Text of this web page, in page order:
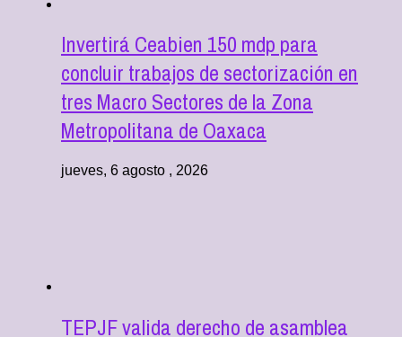
Invertirá Ceabien 150 mdp para
concluir trabajos de sectorización en
tres Macro Sectores de la Zona
Metropolitana de Oaxaca
jueves, 6 agosto , 2026
TEPJF valida derecho de asamblea